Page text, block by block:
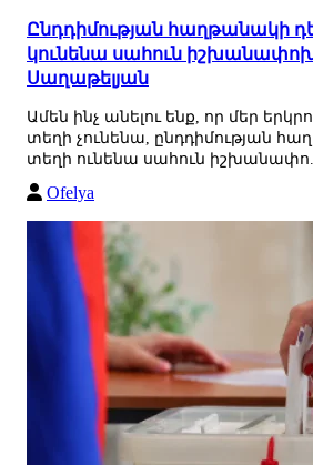
Ընդդիմության հաղթանակի
կունենա սահուն
Սաղաթելյան
Ամեն ինչ անելու ենք, որ մեր
տեղի չունենա, ընդդիմության
տեղի ունենա սահուն
Ofelya